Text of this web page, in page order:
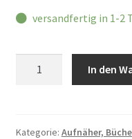
versandfertig in 1-2
Menge
In den
Kategorie: Aufnäher,